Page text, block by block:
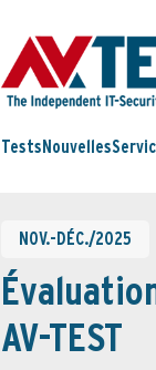
Tests Nouvelles
NOV.-DÉC./2025
AV-TEST